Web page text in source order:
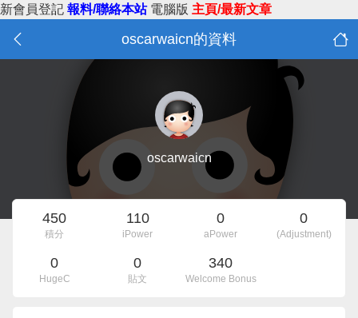
新會員登記 報料/聯絡本站 電腦版 主頁/最新文章
oscarwaicn的資料
oscarwaicn
450
積分
110
iPower
0
aPower
0
(Adjustment)
0
HugeC
0
貼文
340
Welcome Bonus